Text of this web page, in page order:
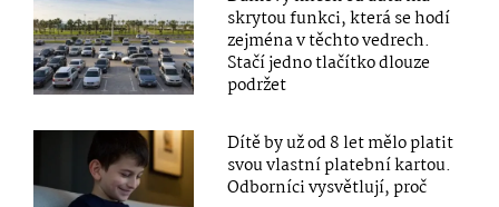
skrytou funkci, která se hodí
zejména v těchto vedrech.
Stačí jedno tlačítko dlouze
podržet
Dítě by už od 8 let mělo platit
svou vlastní platební kartou.
Odborníci vysvětlují, proč